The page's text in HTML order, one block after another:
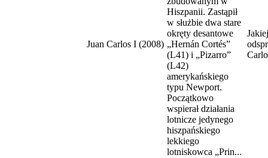
Juan Carlos I (2008)
Hiszpanii. Zastąpił
w służbie dwa stare
okręty desantowe
„Hernán Cortés”
(L41) i „Pizarro”
(L42)
amerykańskiego
typu Newport.
Początkowo
wspierał działania
lotnicze jedynego
hiszpańskiego
lekkiego
lotniskowca „Prin...